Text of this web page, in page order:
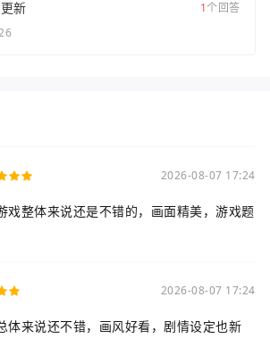
新 1个回答
2026-08-07 17:24
戏整体来说还是不错的，画面精美，游戏题
2026-08-07 17:24
体来说还不错，画风好看，剧情设定也新